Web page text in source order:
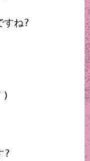
すね?
?